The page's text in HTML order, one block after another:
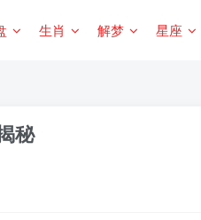
生肖 解梦 星座
秘